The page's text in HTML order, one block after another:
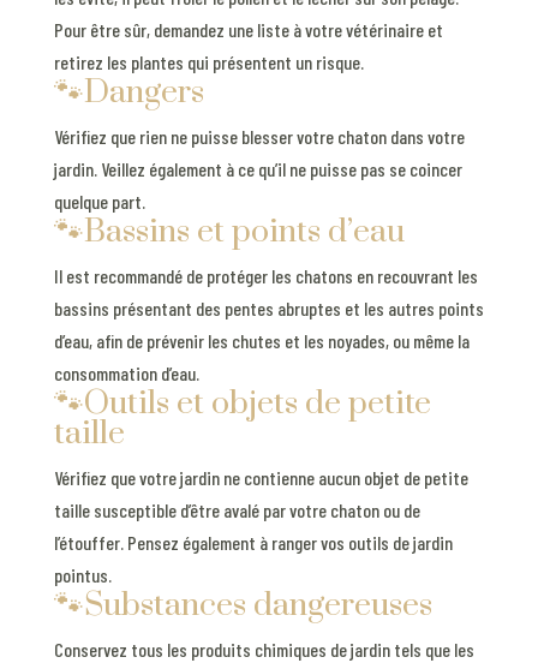
Pour être sûr, demandez une liste à votre vétérinaire et
retirez les plantes qui présentent un risque.
🐾Dangers
Vérifiez que rien ne puisse blesser votre chaton dans votre
jardin. Veillez également à ce qu’il ne puisse pas se coincer
quelque part.
🐾Bassins et points d’eau
Il est recommandé de protéger les chatons en recouvrant les
bassins présentant des pentes abruptes et les autres points
d’eau, afin de prévenir les chutes et les noyades, ou même la
consommation d’eau.
🐾Outils et objets de petite
taille
Vérifiez que votre jardin ne contienne aucun objet de petite
taille susceptible d’être avalé par votre chaton ou de
l’étouffer. Pensez également à ranger vos outils de jardin
pointus.
🐾Substances dangereuses
Conservez tous les produits chimiques de jardin tels que les